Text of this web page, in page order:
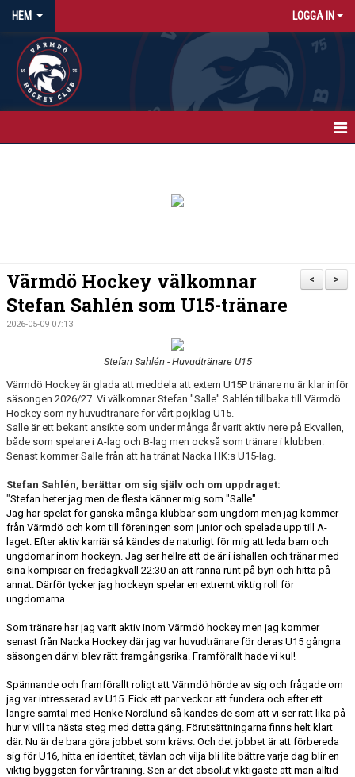
HEM LOGGA IN
ISTIDER
OM KLUBBEN
DOKUMENT
MEDLEMSINFO
>
<
Värmdö Hockey välkomnar
Stefan Sahlén som U15-tränare
2026-05-09 07:13
Stefan Sahlén - Huvudtränare U15
Värmdö Hockey är glada att meddela att extern U15P tränare nu är klar inför
säsongen 2026/27. Vi välkomnar Stefan "Salle" Sahlén tillbaka till Värmdö
Hockey som ny huvudtränare för vårt pojklag U15.
Salle är ett bekant ansikte som under många år varit aktiv nere på Ekvallen,
både som spelare i A-lag och B-lag men också som tränare i klubben.
Senast kommer Salle från att ha tränat Nacka HK:s U15-lag.
Stefan Sahlén, berättar om sig själv och om uppdraget:
"Stefan heter jag men de flesta känner mig som "Salle".
Jag har spelat för ganska många klubbar som ungdom men jag kommer
från Värmdö och kom till föreningen som junior och spelade upp till A-
laget. Efter aktiv karriär så kändes de naturligt för mig att leda barn och
ungdomar inom hockeyn. Jag ser hellre att de är i ishallen och tränar med
sina kompisar en fredagkväll 22:30 än att ränna runt på byn och hitta på
annat. Därför tycker jag hockeyn spelar en extremt viktig roll för
ungdomarna.
Som tränare har jag varit aktiv inom Värmdö hockey men jag kommer
senast från Nacka Hockey där jag var huvudtränare för deras U15 gångna
säsongen där vi blev rätt framgångsrika. Framförallt hade vi kul!
Spännande och framförallt roligt att Värmdö hörde av sig och frågade om
jag var intresserad av U15. Fick ett par veckor att fundera och efter ett
längre samtal med Henke Nordlund så kändes de som att vi ser rätt lika på
hur vi vill ta nästa steg med detta gäng. Förutsättningarna finns helt klart
där. Nu är de bara göra jobbet som krävs. Och det jobbet är att förbereda
sig för U16, hitta en identitet, tävlan och vilja bli lite bättre varje dag blir en
viktig byggsten för vår träning. Sen är det absolut viktigaste att man alltid